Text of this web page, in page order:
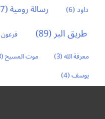
داود(6) رسالة رومية(47)
طريق البر(89) فرعون
معرفة الله(3) موت المسيح(3)
يوسف(4)